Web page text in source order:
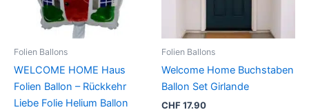
Folien Ballons
WELCOME HOME Haus
Folien Ballon – Rückkehr
Liebe Folie Helium Ballon
Folien Ballons
Welcome Home Buchstaben
Ballon Set Girlande
CHF17.90
der